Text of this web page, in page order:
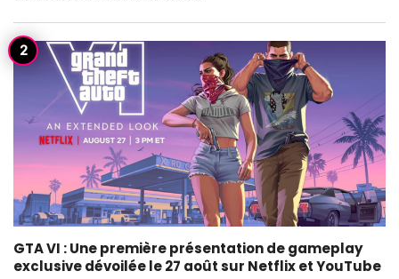
GTA VI : Une première présentation de gameplay
exclusive dévoilée le 27 août sur Netflix et YouTube